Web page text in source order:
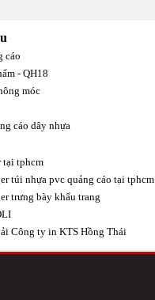
cáo
- QH18
móc
cáo dây nhựa
tại tphcm
túi nhựa pvc quảng cáo tại tphcm
trưng bày khẩu trang
Công ty in KTS Hồng Thái